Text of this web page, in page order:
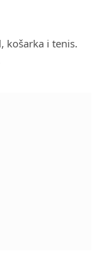
košarka i tenis.